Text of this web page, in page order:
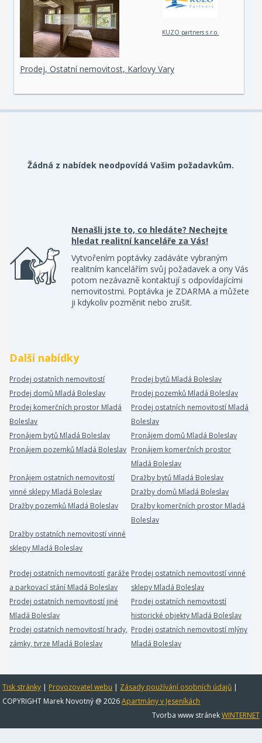
KUZO partners s.r.o.
Prodej, Ostatní nemovitost, Karlovy Vary
Žádná z nabídek neodpovídá Vašim požadavkům.
Nenašli jste to, co hledáte? Nechejte
hledat realitní kanceláře za Vás!
Vytvořením poptávky zadáváte vybraným
realitním kancelářím svůj požadavek a ony Vás
potom nezávazně kontaktují s odpovídajícími
nemovitostmi. Poptávka je ZDARMA a můžete
ji kdykoliv pozměnit nebo zrušit.
Další nabídky
Prodej ostatních nemovitostí
Prodej bytů Mladá Boleslav
Prodej domů Mladá Boleslav
Prodej pozemků Mladá Boleslav
Prodej komerčních prostor Mladá
Boleslav
Prodej ostatních nemovitostí Mladá
Boleslav
Pronájem bytů Mladá Boleslav
Pronájem domů Mladá Boleslav
Pronájem pozemků Mladá Boleslav Pronájem komerčních prostor
Mladá Boleslav
Pronájem ostatních nemovitostí
vinné sklepy Mladá Boleslav
Dražby bytů Mladá Boleslav
Dražby domů Mladá Boleslav
Dražby pozemků Mladá Boleslav
Dražby komerčních prostor Mladá
Boleslav
Dražby ostatních nemovitostí vinné
sklepy Mladá Boleslav
Prodej ostatních nemovitostí garáže
a parkovací stání Mladá Boleslav
Prodej ostatních nemovitostí vinné
sklepy Mladá Boleslav
Prodej ostatních nemovitostí jiné
Mladá Boleslav
Prodej ostatních nemovitostí
historické objekty Mladá Boleslav
Prodej ostatních nemovitostí hrady,
zámky, tvrze Mladá Boleslav
Prodej ostatních nemovitostí mlýny
Mladá Boleslav
Tisk stránky | Provozovatel webu | Zásady používání osobních údajů |
COPYRIGHT Marek Novotný @ 2026Apartmány v Jeseníkách
Tvorba www stránekWINTERNET